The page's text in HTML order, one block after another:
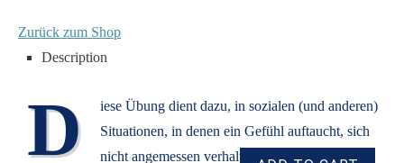
Zurück zum Shop
Description
D
iese Übung dient dazu, in sozialen (und anderen)
Situationen, in denen ein Gefühl auftaucht, sich
nicht angemessen verhalten zu haben, mit sich